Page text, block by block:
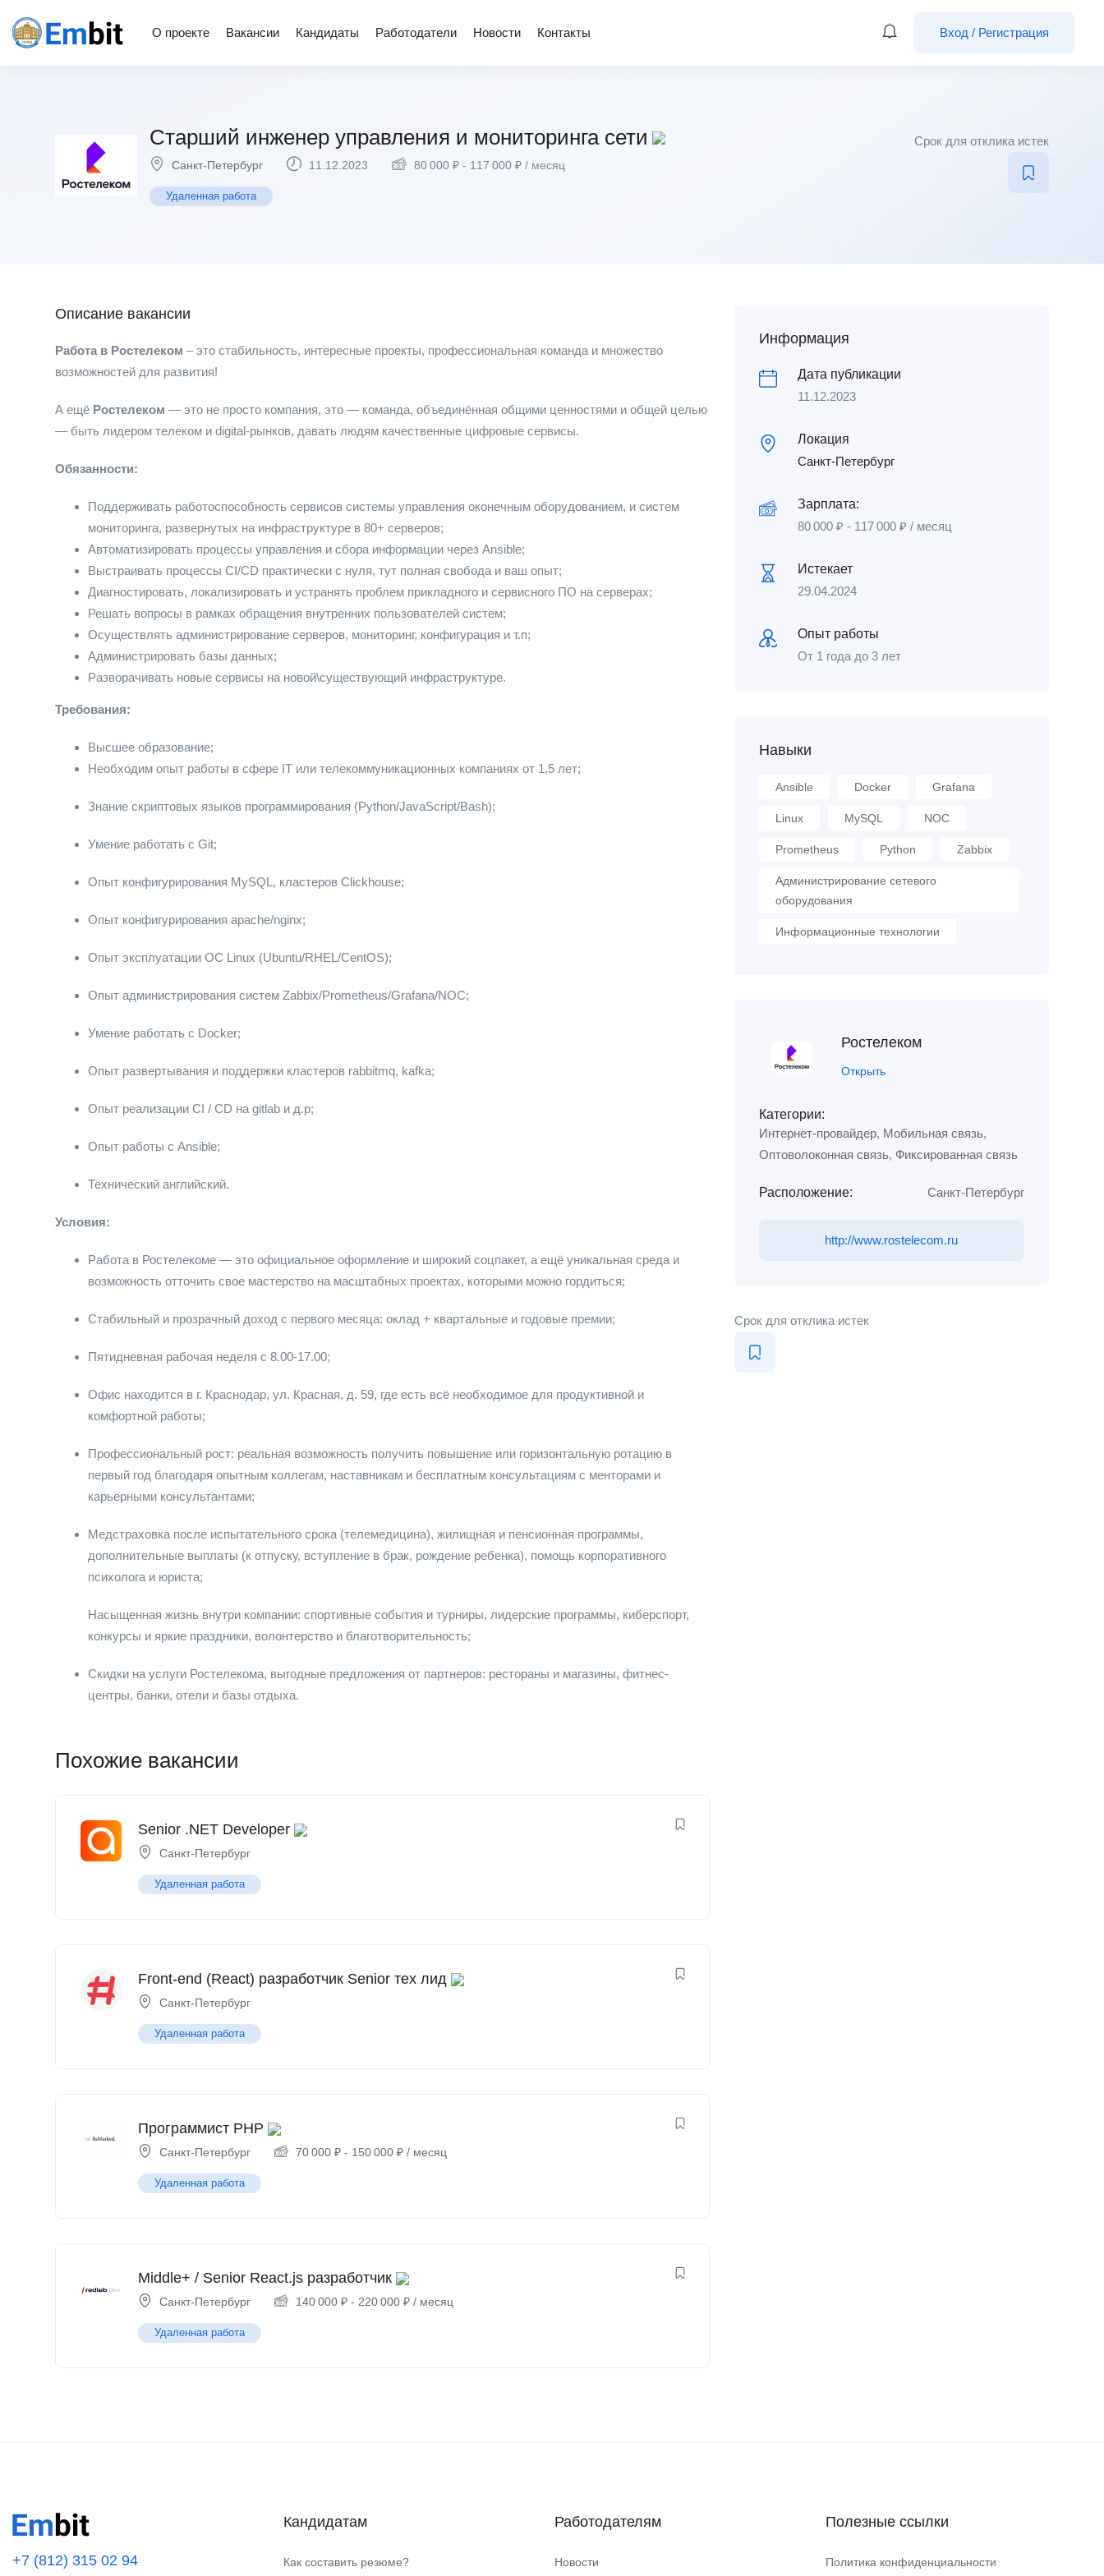
О проекте Вакансии Кандидаты Работодатели Новости Контакты Вход / Регистрация
Старший инженер управления и мониторинга сети
Санкт-Петербург 11.12.2023 80 000 ₽ - 117 000 ₽ / месяц
Удаленная работа
Срок для отклика истек
Описание вакансии
Работа в Ростелеком – это стабильность, интересные проекты, профессиональная команда и множество
возможностей для развития!
А ещё Ростелеком — это не просто компания, это — команда, объединённая общими ценностями и общей целью
— быть лидером телеком и digital-рынков, давать людям качественные цифровые сервисы.
Обязанности:
Поддерживать работоспособность сервисов системы управления оконечным оборудованием, и систем
мониторинга, развернутых на инфраструктуре в 80+ серверов;
Автоматизировать процессы управления и сбора информации через Ansible;
Выстраивать процессы CI/CD практически с нуля, тут полная свобода и ваш опыт;
Диагностировать, локализировать и устранять проблем прикладного и сервисного ПО на серверах;
Решать вопросы в рамках обращения внутренних пользователей систем;
Осуществлять администрирование серверов, мониторинг, конфигурация и т.п;
Администрировать базы данных;
Разворачивать новые сервисы на новой\существующий инфраструктуре.
Требования:
Высшее образование;
Необходим опыт работы в сфере IT или телекоммуникационных компаниях от 1,5 лет;
Знание скриптовых языков программирования (Python/JavaScript/Bash);
Умение работать с Git;
Опыт конфигурирования MySQL, кластеров Clickhouse;
Опыт конфигурирования apache/nginx;
Опыт эксплуатации ОС Linux (Ubuntu/RHEL/CentOS);
Опыт администрирования систем Zabbix/Prometheus/Grafana/NOC;
Умение работать с Docker;
Опыт развертывания и поддержки кластеров rabbitmq, kafka;
Опыт реализации CI / CD на gitlab и д.р;
Опыт работы с Ansible;
Технический английский.
Условия:
Работа в Ростелекоме — это официальное оформление и широкий соцпакет, а ещё уникальная среда и
возможность отточить свое мастерство на масштабных проектах, которыми можно гордиться;
Стабильный и прозрачный доход с первого месяца: оклад + квартальные и годовые премии;
Пятидневная рабочая неделя с 8.00-17.00;
Офис находится в г. Краснодар, ул. Красная, д. 59, где есть всё необходимое для продуктивной и
комфортной работы;
Профессиональный рост: реальная возможность получить повышение или горизонтальную ротацию в
первый год благодаря опытным коллегам, наставникам и бесплатным консультациям с менторами и
карьерными консультантами;
Медстраховка после испытательного срока (телемедицина), жилищная и пенсионная программы,
дополнительные выплаты (к отпуску, вступление в брак, рождение ребенка), помощь корпоративного
психолога и юриста;
Насыщенная жизнь внутри компании: спортивные события и турниры, лидерские программы, киберспорт,
конкурсы и яркие праздники, волонтерство и благотворительность;
Скидки на услуги Ростелекома, выгодные предложения от партнеров: рестораны и магазины, фитнес-
центры, банки, отели и базы отдыха.
Похожие вакансии
Senior .NET Developer
Санкт-Петербург
Удаленная работа
Front-end (React) разработчик Senior тех лид
Санкт-Петербург
Удаленная работа
Программист PHP
Санкт-Петербург 70 000 ₽ - 150 000 ₽ / месяц
Удаленная работа
Middle+ / Senior React.js разработчик
Санкт-Петербург 140 000 ₽ - 220 000 ₽ / месяц
Удаленная работа
Информация
Дата публикации
11.12.2023
Локация
Санкт-Петербург
Зарплата:
80 000 ₽ - 117 000 ₽ / месяц
Истекает
29.04.2024
Опыт работы
От 1 года до 3 лет
Навыки
Ansible Docker Grafana
Linux MySQL NOC
Prometheus Python Zabbix
Администрирование сетевого
оборудования
Информационные технологии
Ростелеком
Открыть
Категории:
Интернет-провайдер, Мобильная связь,
Оптоволоконная связь, Фиксированная связь
Расположение: Санкт-Петербург
http://www.rostelecom.ru
Срок для отклика истек
+7 (812) 315 02 94
Кандидатам
Как составить резюме?
Работодателям
Новости
Полезные ссылки
Политика конфиденциальности